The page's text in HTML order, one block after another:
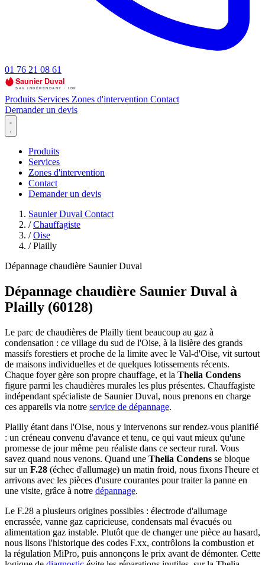
01 76 21 08 61
Produits Services Zones d'intervention Contact
Demander un devis
Produits
Services
Zones d'intervention
Contact
Demander un devis
Saunier Duval Contact
/ Chauffagiste
/ Oise
/ Plailly
Dépannage chaudière Saunier Duval
Dépannage chaudière Saunier Duval à
Plailly (60128)
Le parc de chaudières de Plailly tient beaucoup au gaz à
condensation : ce village du sud de l'Oise, à la lisière des grands
massifs forestiers et proche de la limite avec le Val-d'Oise, vit surtout
de maisons individuelles et de quelques lotissements récents.
Chaque foyer gère son propre chauffage, et la Thelia Condens
figure parmi les chaudières murales les plus présentes. Chauffagiste
indépendant spécialiste de Saunier Duval, nous prenons en charge
ces appareils via notre service de dépannage.
Plailly étant dans l'Oise, nous y intervenons sur rendez-vous planifié
: un créneau convenu d'avance et tenu, ce qui vaut mieux qu'une
promesse de jour même peu réaliste dans ce secteur rural. Vous
savez quand nous venons. Quand une Thelia Condens se bloque
sur un F.28 (échec d'allumage) un matin froid, nous fixons l'heure et
arrivons avec les pièces d'usure courantes pour traiter la panne en
une visite, grâce à notre dépannage.
Le F.28 a plusieurs origines possibles : électrode d'allumage
encrassée, vanne gaz capricieuse, condensats mal évacués ou
alimentation gaz instable. Plutôt que de changer une pièce au hasard,
nous lisons l'historique des codes F.xx, contrôlons la combustion et
la régulation MiPro, puis annonçons le prix avant de démonter. Cette